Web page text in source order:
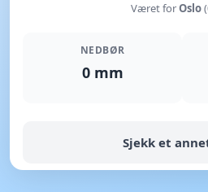
Været forOslo
NEDBØR
0 mm
Sjekk et